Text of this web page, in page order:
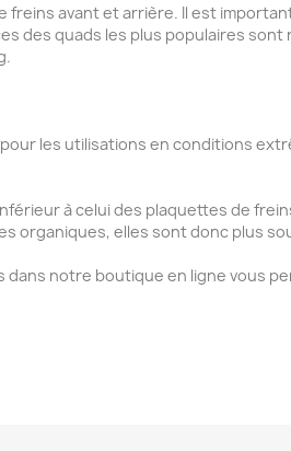
avant et arrière. Il est
des quads les plus populaires
.
les utilisations en conditions
à celui des plaquettes de
organiques, elles sont donc plus
dans notre boutique en ligne